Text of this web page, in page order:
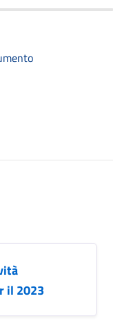
il 2023